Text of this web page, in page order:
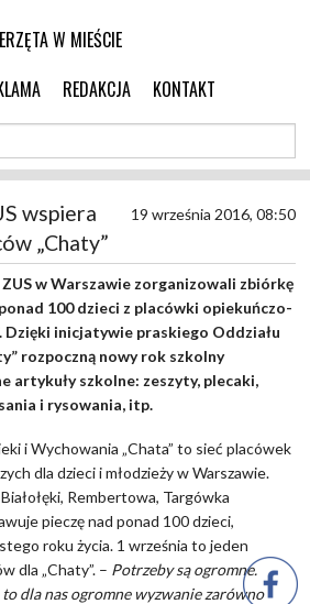
W MIEŚCIE
REDAKCJA KONTAKT
wspiera
„Chaty”
19 września 2016, 08:50
w Warszawie zorganizowali zbiórkę
100 dzieci z placówki opiekuńczo-
Dzięki inicjatywie praskiego Oddziału
rozpoczną nowy rok szkolny
artykuły szkolne: zeszyty, plecaki,
i rysowania, itp.
i Wychowania „Chata” to sieć placówek
dla dzieci i młodzieży w Warszawie.
Rembertowa, Targówka
pieczę nad ponad 100 dzieci,
roku życia. 1 września to jeden
dla „Chaty”. – Potrzeby są ogromne.
dla nas ogromne wyzwanie zarówno